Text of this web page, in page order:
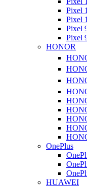
Pixel
Pixel
Pixel
Pixel
HONOR
OnePlus
HUAWEI